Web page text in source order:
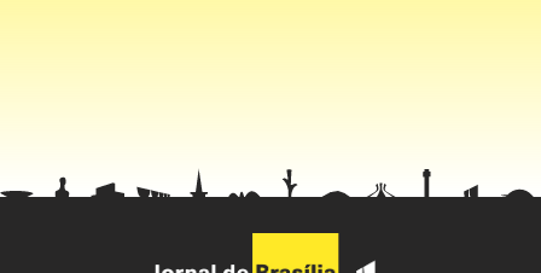
Forget encara as quadras de saibro cobertas da capital